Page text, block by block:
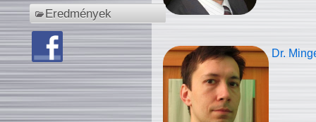
Eredmények
Dr.